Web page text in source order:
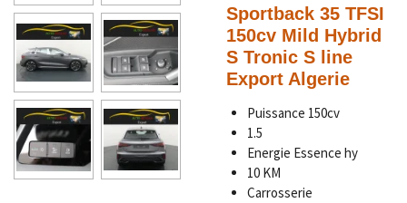
Sportback 35 TFSI
150cv Mild Hybrid
S Tronic S line
Export Algerie
Puissance 150cv
1.5
Energie Essence hy
10 KM
Carrosserie